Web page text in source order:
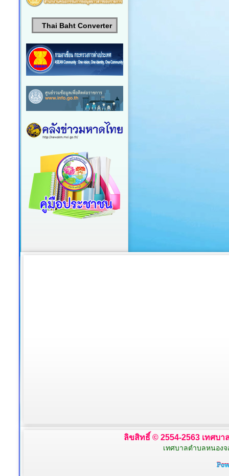
Thai Baht Converter
ลิขสิทธิ์ © 2554-2563 เทศบ
เทศบาลตำบลหนองจ